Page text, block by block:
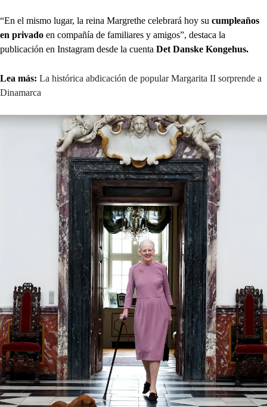
“En el mismo lugar, la reina Margrethe celebrará hoy su cumpleaños
en privado en compañía de familiares y amigos”, destaca la
publicación en Instagram desde la cuenta Det Danske Kongehus.
Lea más: La histórica abdicación de popular Margarita II sorprende a
Dinamarca